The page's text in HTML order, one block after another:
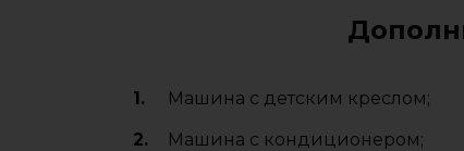
Машина с детским креслом;
Машина с кондиционером;